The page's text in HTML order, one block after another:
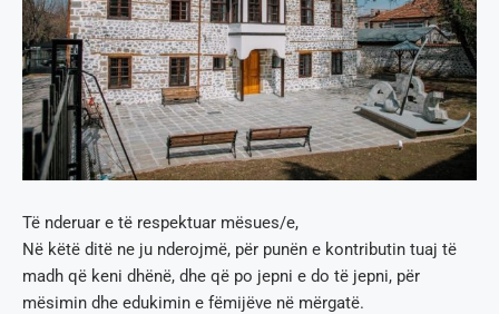
Të nderuar e të respektuar mësues/e,
Në këtë ditë ne ju nderojmë, për punën e kontributin tuaj të
madh që keni dhënë, dhe që po jepni e do të jepni, për
mësimin dhe edukimin e fëmijëve në mërgatë.